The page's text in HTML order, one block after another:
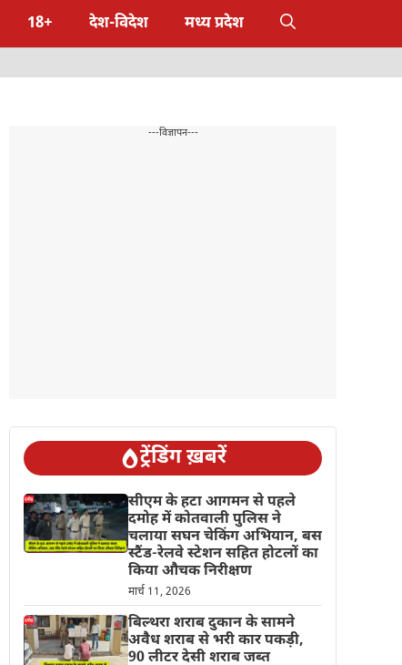
18+ देश-विदेश मध्य प्रदेश
---विज्ञापन---
ट्रेंडिंग ख़बरें
सीएम के हटा आगमन से पहले
दमोह में कोतवाली पुलिस ने
चलाया सघन चेकिंग अभियान, बस
स्टैंड-रेलवे स्टेशन सहित होटलों का
किया औचक निरीक्षण
मार्च 11, 2026
बिल्थरा शराब दुकान के सामने
अवैध शराब से भरी कार पकड़ी,
90 लीटर देसी शराब जब्त